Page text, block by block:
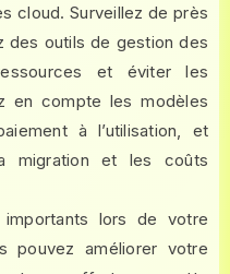
cloud. Surveillez de près
des outils de gestion des
et éviter les
en compte les modèles
à l’utilisation, et
migration et les coûts
lors de votre
pouvez améliorer votre